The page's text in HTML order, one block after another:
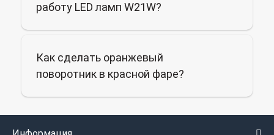
работу LED ламп W21W?
Как сделать оранжевый
поворотник в красной фаре?